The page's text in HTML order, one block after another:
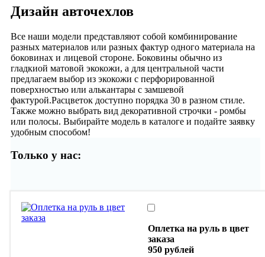
Дизайн авточехлов
Все наши модели представляют собой комбинирование
разных материалов или разных фактур одного материала на
боковинах и лицевой стороне. Боковины обычно из
гладкиой матовой экокожи, а для центральной части
предлагаем выбор из экокожи с перфорированной
поверхностью или алькантары с замшевой
фактурой.Расцветок доступно порядка 30 в разном стиле.
Также можно выбрать вид декоративной строчки - ромбы
или полосы. Выбирайте модель в каталоге и подайте заявку
удобным способом!
Только у нас:
Оплетка на руль в цвет
заказа
950 рублей